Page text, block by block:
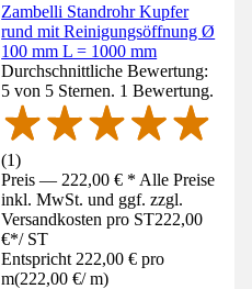
Zambelli Standrohr Kupfer
rund mit Reinigungsöffnung Ø
100 mm L = 1000 mm
Durchschnittliche Bewertung:
5 von 5 Sternen. 1 Bewertung.
(1)
Preis — 222,00 € * Alle Preise
inkl. MwSt. und ggf. zzgl.
Versandkosten pro ST222,00
€*/ ST
Entspricht 222,00 € pro
m(222,00 €/ m)